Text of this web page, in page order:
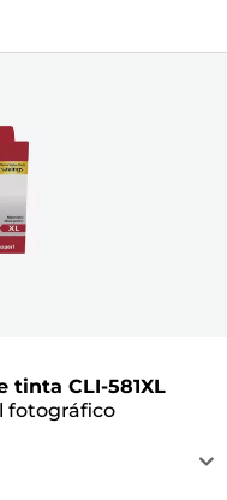
tinta CLI-581XL
fotográfico